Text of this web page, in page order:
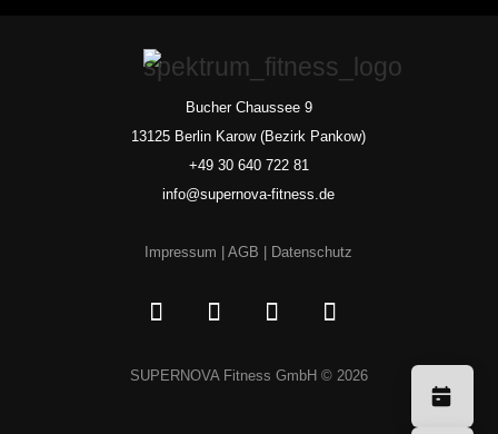
Bucher Chaussee 9
13125 Berlin Karow (Bezirk Pankow)
+49 30 640 722 81
info@supernova-fitness.de
Impressum |AGB Datenschutz
SUPERNOVA Fitness GmbH © 2026